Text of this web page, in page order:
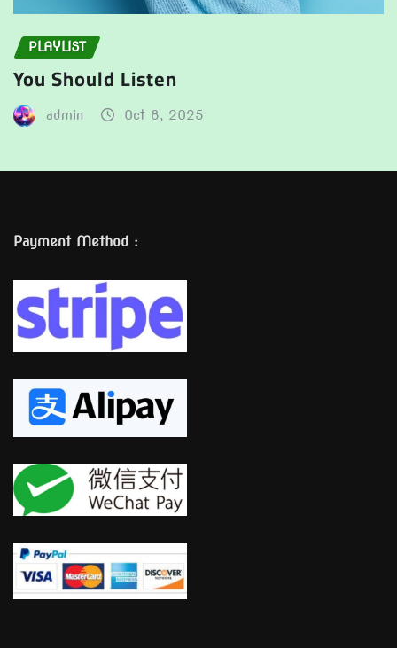
PLAYLIST
You Should Listen
admin Oct 8, 2025
Payment Method :